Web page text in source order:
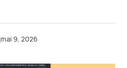
mai 9, 2026